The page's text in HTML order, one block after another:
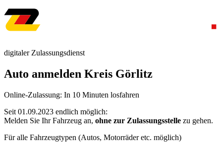
digitaler Zulassungsdienst
Auto anmelden Kreis Görlitz
Online-Zulassung: In 10 Minuten losfahren
Seit 01.09.2023 endlich möglich:
Melden Sie Ihr Fahrzeug an, ohne zur Zulassungsstelle zu gehen.
Für alle Fahrzeugtypen (Autos, Motorräder etc. möglich)